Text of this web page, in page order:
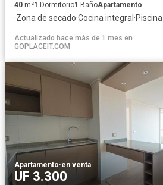
40 m²1 Dormitorio1 BañoApartamento
·Zona de secado·Cocina integral ·Piscina
Actualizado hace más de 1 mes en
GOPLACEIT.COM
Apartamento·en venta
UF 3.300